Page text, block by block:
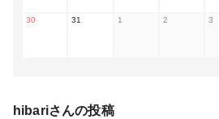
30 31 1 2 3
hibariさんの投稿